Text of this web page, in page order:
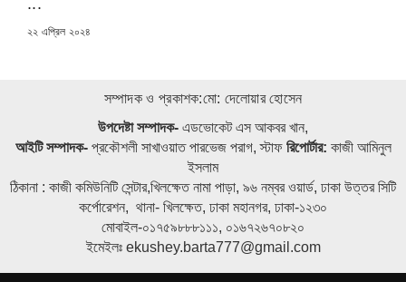
...
POSTED
২২ এপ্রিল ২০২৪
সম্পাদক ও প্রকাশক:মো: দেলোয়ার হোসেন
উপদেষ্টা সম্পাদক- এডভোকেট এস আকবর খান,
আইটি সম্পাদক-প্রকৌশলী সাখাওয়াত পারভেজ পরাগ, স্টাফ রিপোর্টার: কাজী আমিনুল
ইসলাম
ঠিকানা : কাজী কমিউনিটি সেন্টার,খিলক্ষেত নামা পাড়া, ৯৬ নম্বর ওয়ার্ড, ঢাকা উত্তর সিটি
কর্পোরেশন, থানা- খিলক্ষেত, ঢাকা মহানগর, ঢাকা-১২৩০
মোবাইল-০১৭৫৯৮৮৮১১১, ০১৬৭২৬৭০৮২০
ইমেইলঃ ekushey.barta777@gmail.com